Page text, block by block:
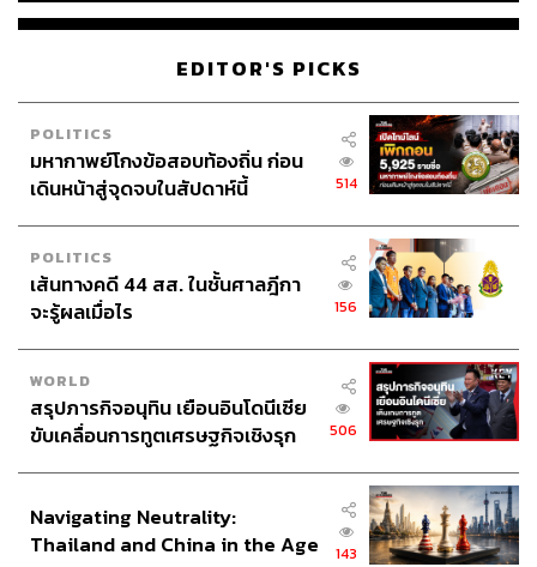
EDITOR'S PICKS
POLITICS
มหากาพย์โกงข้อสอบท้องถิ่น ก่อน
เดินหน้าสู่จุดจบในสัปดาห์นี้
514
POLITICS
เส้นทางคดี 44 สส. ในชั้นศาลฎีกา
จะรู้ผลเมื่อไร
156
WORLD
สรุปภารกิจอนุทิน เยือนอินโดนีเซีย
ขับเคลื่อนการทูตเศรษฐกิจเชิงรุก
506
Navigating Neutrality:
Thailand and China in the Age
143